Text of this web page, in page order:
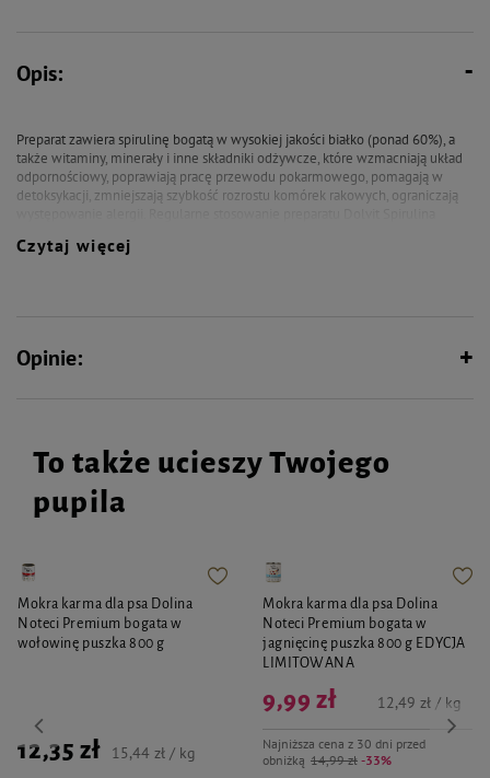
Opis:
Preparat zawiera spirulinę bogatą w wysokiej jakości białko (ponad 60%), a
także witaminy, minerały i inne składniki odżywcze, które wzmacniają układ
odpornościowy, poprawiają pracę przewodu pokarmowego, pomagają w
detoksykacji, zmniejszają szybkość rozrostu komórek rakowych, ograniczają
Czytaj więcej
Opinie:
To także ucieszy Twojego
pupila
Mokra karma dla psa Dolina
Noteci Premium bogata w
wołowinę puszka 800 g
12,35 zł 15,44 zł / kg
Mokra karma dla psa Dolina
Noteci Premium bogata w
jagnięcinę puszka 800 g EDYCJA
LIMITOWANA
Najniższa cena z 30 dni przed
obniżką 14,99 zł -33%
9,99 zł 12,49 zł / kg